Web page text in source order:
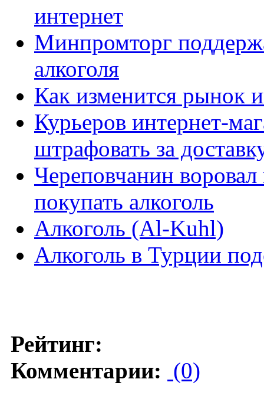
интернет
Минпромторг
алкоголя
Как изменится рынок
Курьеров интернет-
штрафовать за
Череповчанин
покупать алкоголь
Алкоголь (Al-Kuhl)
Алкоголь в Турции
Рейтинг:
Комментарии: (0)